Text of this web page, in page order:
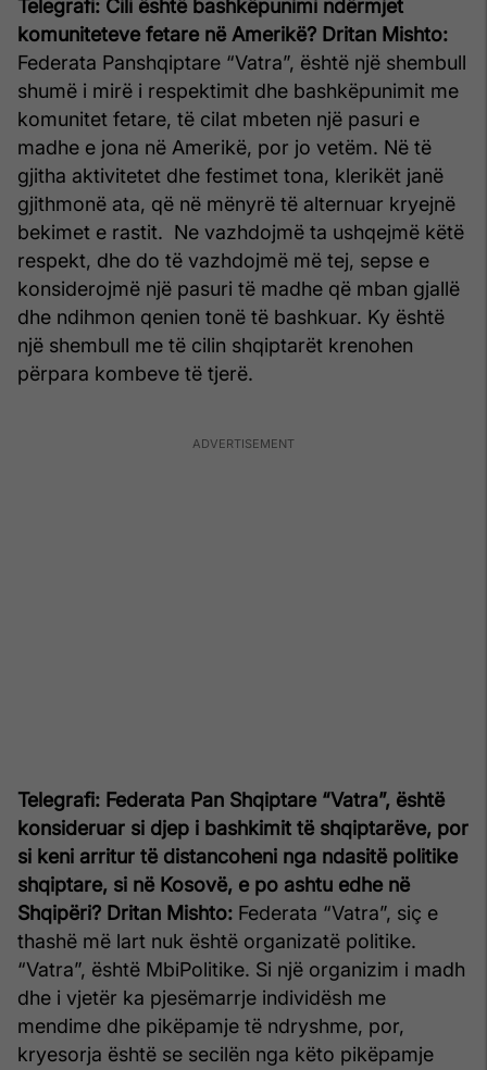
Telegrafi: Cili është bashkëpunimi ndërmjet
komuniteteve fetare në Amerikë? Dritan Mishto:
Federata Panshqiptare “Vatra”, është një shembull
shumë i mirë i respektimit dhe bashkëpunimit me
komunitet fetare, të cilat mbeten një pasuri e
madhe e jona në Amerikë, por jo vetëm. Në të
gjitha aktivitetet dhe festimet tona, klerikët janë
gjithmonë ata, që në mënyrë të alternuar kryejnë
bekimet e rastit. Ne vazhdojmë ta ushqejmë këtë
respekt, dhe do të vazhdojmë më tej, sepse e
konsiderojmë një pasuri të madhe që mban gjallë
dhe ndihmon qenien tonë të bashkuar. Ky është
një shembull me të cilin shqiptarët krenohen
përpara kombeve të tjerë.
Telegrafi: Federata Pan Shqiptare “Vatra”, është
konsideruar si djep i bashkimit të shqiptarëve, por
si keni arritur të distancoheni nga ndasitë politike
shqiptare, si në Kosovë, e po ashtu edhe në
Shqipëri? Dritan Mishto: Federata “Vatra”, siç e
thashë më lart nuk është organizatë politike.
“Vatra”, është MbiPolitike. Si një organizim i madh
dhe i vjetër ka pjesëmarrje individësh me
mendime dhe pikëpamje të ndryshme, por,
kryesorja është se secilën nga këto pikëpamje